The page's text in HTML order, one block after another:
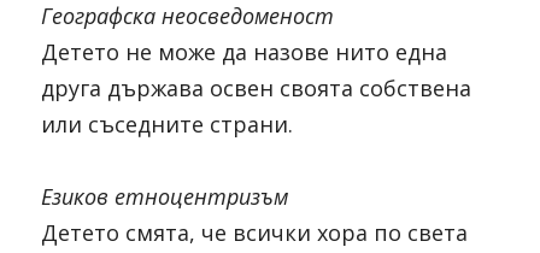
Географска неосведоменост
Детето не може да назове нито една
друга държава освен своята собствена
или съседните страни.
Езиков етноцентризъм
Детето смята, че всички хора по света